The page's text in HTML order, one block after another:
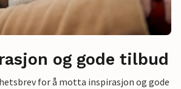
og gode tilbud
for å motta inspirasjon og gode